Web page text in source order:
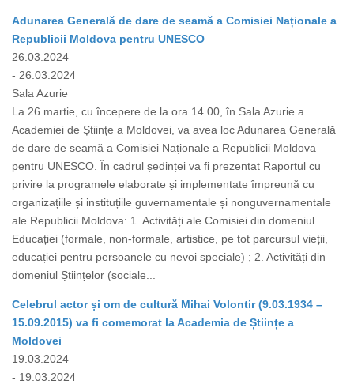
Adunarea Generală de dare de seamă a Comisiei Naționale a
Republicii Moldova pentru UNESCO
26.03.2024
- 26.03.2024
Sala Azurie
La 26 martie, cu începere de la ora 14 00, în Sala Azurie a
Academiei de Științe a Moldovei, va avea loc Adunarea Generală
de dare de seamă a Comisiei Naționale a Republicii Moldova
pentru UNESCO. În cadrul ședinței va fi prezentat Raportul cu
privire la programele elaborate și implementate împreună cu
organizațiile și instituțiile guvernamentale și nonguvernamentale
ale Republicii Moldova: 1. Activități ale Comisiei din domeniul
Educației (formale, non-formale, artistice, pe tot parcursul vieții,
educației pentru persoanele cu nevoi speciale) ; 2. Activități din
domeniul Științelor (sociale...
Celebrul actor și om de cultură Mihai Volontir (9.03.1934 –
15.09.2015) va fi comemorat la Academia de Științe a
Moldovei
19.03.2024
- 19.03.2024